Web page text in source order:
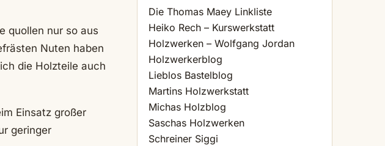
quollen nur so aus
Nuten haben
die Holzteile auch
Einsatz großer
geringer
Die Thomas Maey Linkliste
Heiko Rech – Kurswerkstatt
Holzwerken – Wolfgang Jordan
Holzwerkerblog
Lieblos Bastelblog
Martins Holzwerkstatt
Michas Holzblog
Saschas Holzwerken
Schreiner Siggi